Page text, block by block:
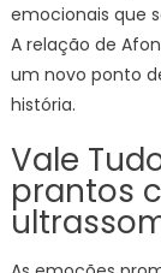
emocionais que
A relação de
um novo ponto
história.
Vale
prantos